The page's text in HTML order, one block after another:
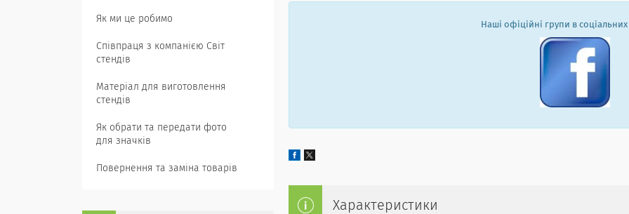
Наші офіційні групи в
Характеристики
Як ми це робимо
Співпраця з компанією Світ
стендів
Матеріал для виготовлення
стендів
Як обрати та передати фото
для значків
Повернення та заміна товарів